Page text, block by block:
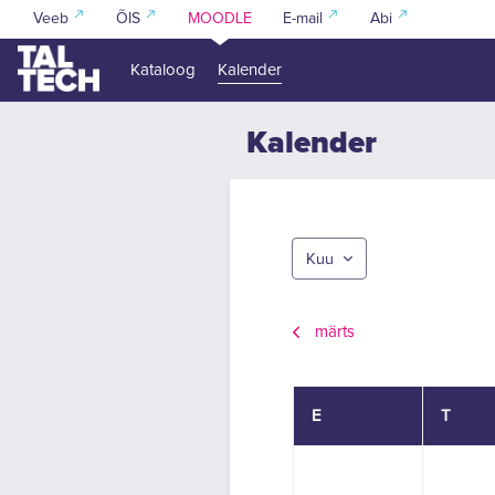
Jäta vahele peasisuni
Veeb ÕIS MOODLE E-mail Abi
Kataloog Kalender
Kalender
Kuu
märts
Esmaspäev
E T